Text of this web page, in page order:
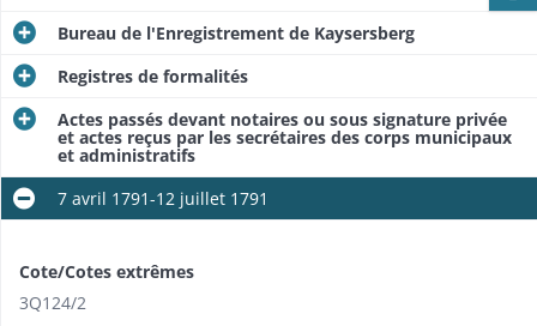
Bureau de l'Enregistrement de Kaysersberg
Registres de formalités
Actes passés devant notaires ou sous signature privée
et actes reçus par les secrétaires des corps municipaux
et administratifs
7 avril 1791-12 juillet 1791
Cote/Cotes extrêmes
3Q124/2